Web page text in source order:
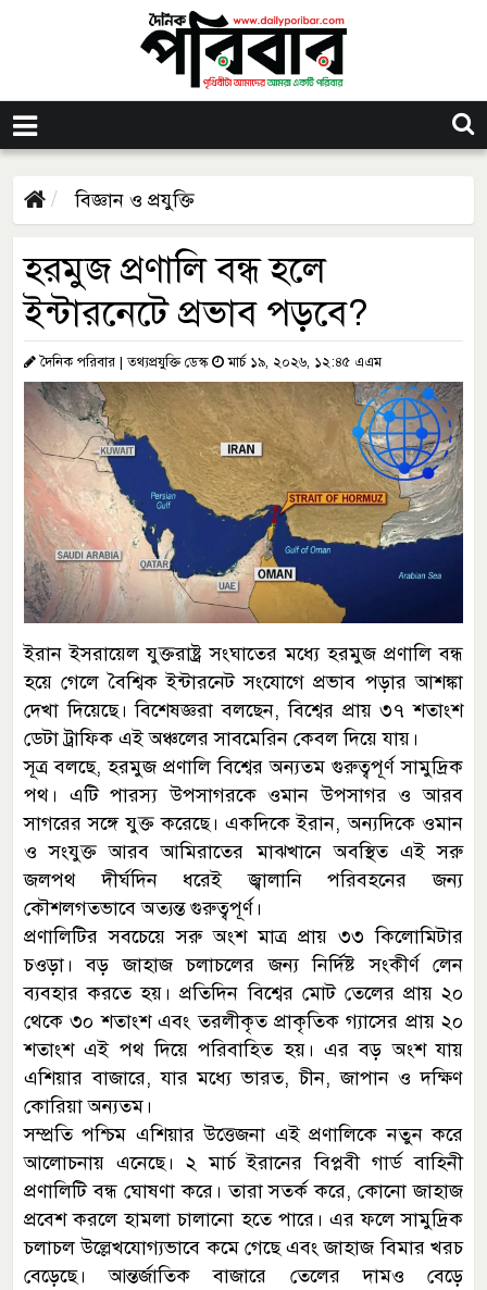
বিজ্ঞান ও প্রযুক্তি
হরমুজ প্রণালি বন্ধ হলে
ইন্টারনেটে প্রভাব পড়বে?
দৈনিক পরিবার | তথ্যপ্রযুক্তি ডেস্ক মার্চ ১৯, ২০২৬, ১২:৪৫ এএম
ইরান ইসরায়েল যুক্তরাষ্ট্র সংঘাতের মধ্যে হরমুজ প্রণালি বন্ধ
হয়ে গেলে বৈশ্বিক ইন্টারনেট সংযোগে প্রভাব পড়ার আশঙ্কা
দেখা দিয়েছে। বিশেষজ্ঞরা বলছেন, বিশ্বের প্রায় ৩৭ শতাংশ
ডেটা ট্রাফিক এই অঞ্চলের সাবমেরিন কেবল দিয়ে যায়।
সূত্র বলছে, হরমুজ প্রণালি বিশ্বের অন্যতম গুরুত্বপূর্ণ সামুদ্রিক
পথ। এটি পারস্য উপসাগরকে ওমান উপসাগর ও আরব
সাগরের সঙ্গে যুক্ত করেছে। একদিকে ইরান, অন্যদিকে ওমান
ও সংযুক্ত আরব আমিরাতের মাঝখানে অবস্থিত এই সরু
জলপথ দীর্ঘদিন ধরেই জ্বালানি পরিবহনের জন্য
কৌশলগতভাবে অত্যন্ত গুরুত্বপূর্ণ।
প্রণালিটির সবচেয়ে সরু অংশ মাত্র প্রায় ৩৩ কিলোমিটার
চওড়া। বড় জাহাজ চলাচলের জন্য নির্দিষ্ট সংকীর্ণ লেন
ব্যবহার করতে হয়। প্রতিদিন বিশ্বের মোট তেলের প্রায় ২০
থেকে ৩০ শতাংশ এবং তরলীকৃত প্রাকৃতিক গ্যাসের প্রায় ২০
শতাংশ এই পথ দিয়ে পরিবাহিত হয়। এর বড় অংশ যায়
এশিয়ার বাজারে, যার মধ্যে ভারত, চীন, জাপান ও দক্ষিণ
কোরিয়া অন্যতম।
সম্প্রতি পশ্চিম এশিয়ার উত্তেজনা এই প্রণালিকে নতুন করে
আলোচনায় এনেছে। ২ মার্চ ইরানের বিপ্লবী গার্ড বাহিনী
প্রণালিটি বন্ধ ঘোষণা করে। তারা সতর্ক করে, কোনো জাহাজ
প্রবেশ করলে হামলা চালানো হতে পারে। এর ফলে সামুদ্রিক
চলাচল উল্লেখযোগ্যভাবে কমে গেছে এবং জাহাজ বিমার খরচ
বেড়েছে। আন্তর্জাতিক বাজারে তেলের দামও বেড়ে